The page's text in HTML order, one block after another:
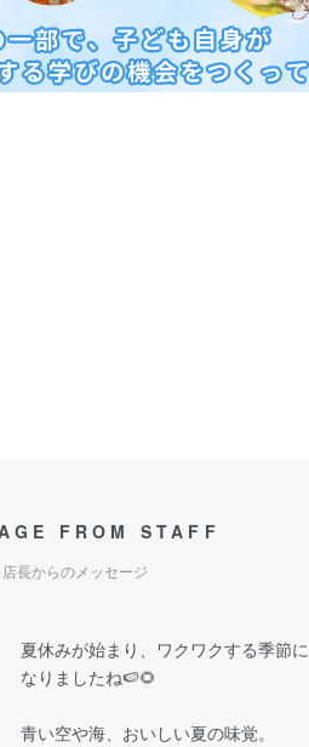
FROM STAFF
店長からのメッセージ
夏休みが始まり、ワクワクする季節に
なりましたね🍉🌻
青い空や海、おいしい夏の味覚。